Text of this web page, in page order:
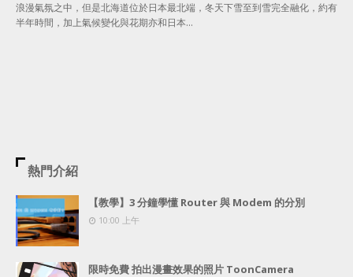
浪漫氣氛之中，但是北海道位於日本最北端，冬天下雪至到雪完全融化，約有
半年時間，加上氣候變化與花期亦和日本…
熱門介紹
【教學】3 分鐘學懂 Router 與 Modem 的分別
10:00 上午
限時免費 拍出漫畫效果的照片 ToonCamera